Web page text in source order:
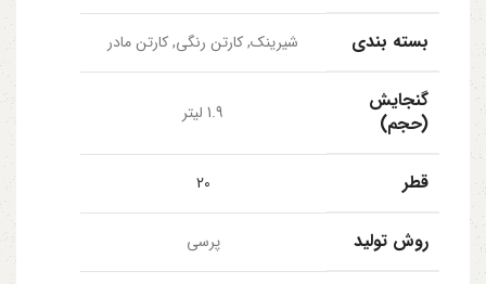
بسته بندی شیرینک, کارتن رنگی, کارتن مادر
گنجایش
(حجم)
1.9 لیتر
قطر 20
روش تولید پرسی